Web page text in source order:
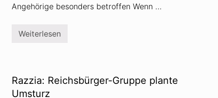
Angehörige besonders betroffen Wenn …
B
n
:
Weiterlesen
Razzia: Reichsbürger-Gruppe plante
Umsturz